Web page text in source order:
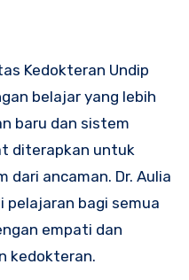
Kedokteran Undip
belajar yang lebih
baru dan sistem
diterapkan untuk
dari ancaman. Dr. Aulia
pelajaran bagi semua
empati dan
kedokteran.